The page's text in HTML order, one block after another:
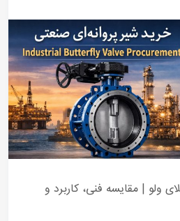
ولو | مقایسه فنی، کاربرد و